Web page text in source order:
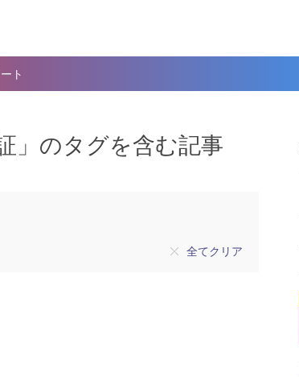
ト
」のタグを含む記事
全てクリア